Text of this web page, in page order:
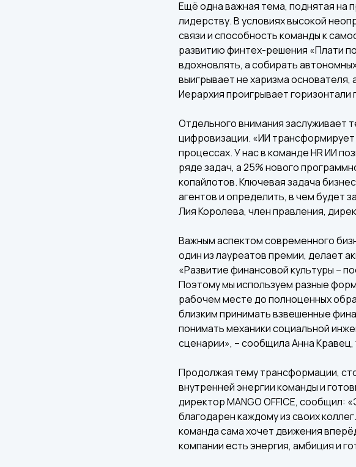
Ещё одна важная тема, поднятая на
лидерству. В условиях высокой
связи и способность команды к
развитию финтех-решения «Плати
вдохновлять, а собирать
выигрывает не харизма
Иерархия проигрывает горизонтали
Отдельного внимания заслуживает
цифровизации. «ИИ трансформирует
процессах. У нас в команде HR ИИ
ряде задач, а 25% нового
копайлотов. Ключевая задача
агентов и определить, в чем будет
Лия Королева, член правления,
Важным аспектом современного
один из лауреатов премии, делает
«Развитие финансовой культуры –
Поэтому мы используем разные
рабочем месте до полноценных
близким принимать взвешенные
понимать механики социальной
сценарии», – сообщила Анна
Продолжая тему трансформации,
внутренней энергии команды и
директор MANGO OFFICE, сообщил:
благодарен каждому из своих
команда сама хочет движения
компании есть энергия, амбиция и